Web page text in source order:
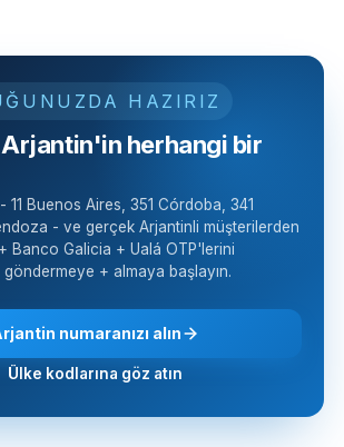
HAZIRIZ
Arjantin'in herhangi bir
11 Buenos Aires, 351 Córdoba, 341
- ve gerçek Arjantinli müşterilerden
Banco Galicia + Ualá OTP'lerini
+ almaya başlayın.
numaranızı alın
Ülke kodlarına göz atın